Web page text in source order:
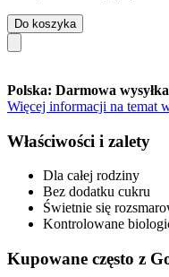
Do koszyka
Polska: Darmowa
Więcej informacji na temat
Właściwości i zalety
Dla całej rodziny
Bez dodatku cukru
Świetnie się
Kontrolowane
Kupowane często z